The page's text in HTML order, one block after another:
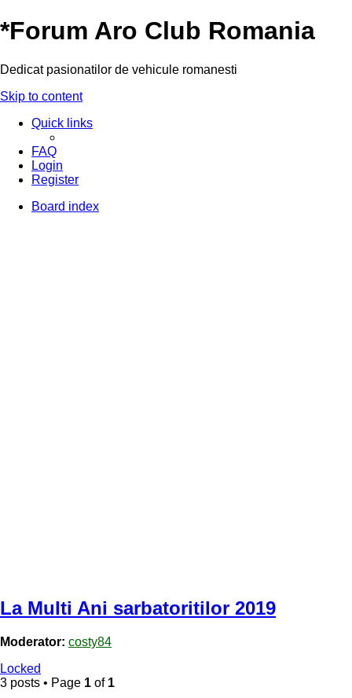
*Forum Aro Club Romania
Dedicat pasionatilor de vehicule romanesti
Skip to content
Quick links
FAQ
Login
Register
Board index
La Multi Ani sarbatoritilor 2019
Moderator: costy84
Locked
3 posts • Page 1 of 1